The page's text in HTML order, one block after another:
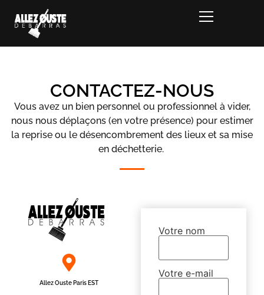
CONTACTEZ-NOUS
Vous avez un bien personnel ou professionnel à vider,
nous nous déplaçons (en votre présence) pour estimer
la reprise ou le désencombrement des lieux et sa mise
en déchetterie.
Allez Ouste Paris EST
Votre nom
Votre e-mail